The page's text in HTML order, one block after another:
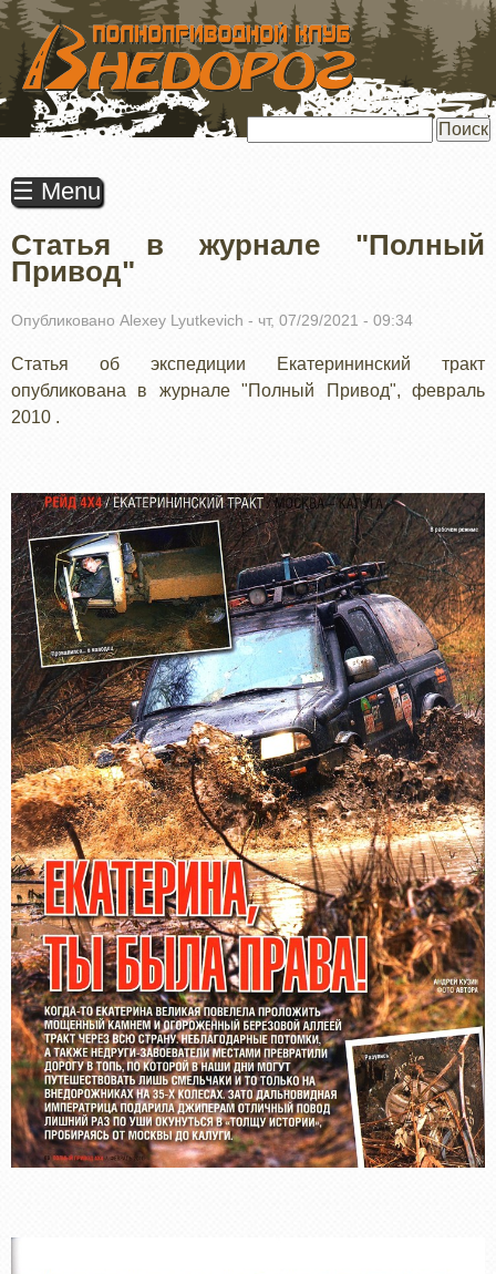
ПЕРЕЙТИ
ОСНОВНОМУ
СОДЕРЖАНИЮ
☰ Menu
Статья в журнале "Полный
Привод"
Опубликовано Alexey Lyutkevich - чт, 07/29/2021 - 09:34
Статья об экспедиции Екатерининский тракт
опубликована в журнале "Полный Привод", февраль
2010 .